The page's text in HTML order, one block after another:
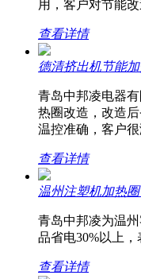
用，客户对节能改
查看详情
德清挤出机节能
青岛中邦凌电器
热圈改造，改造
温控准确，客户很
查看详情
温州注塑机加热
青岛中邦凌为温
品省电30%以上
查看详情